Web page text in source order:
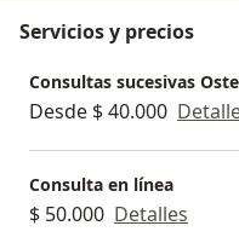
Servicios y precios
Consultas sucesivas
Desde $ 40.000
Consulta en línea
$ 50.000 Detalles